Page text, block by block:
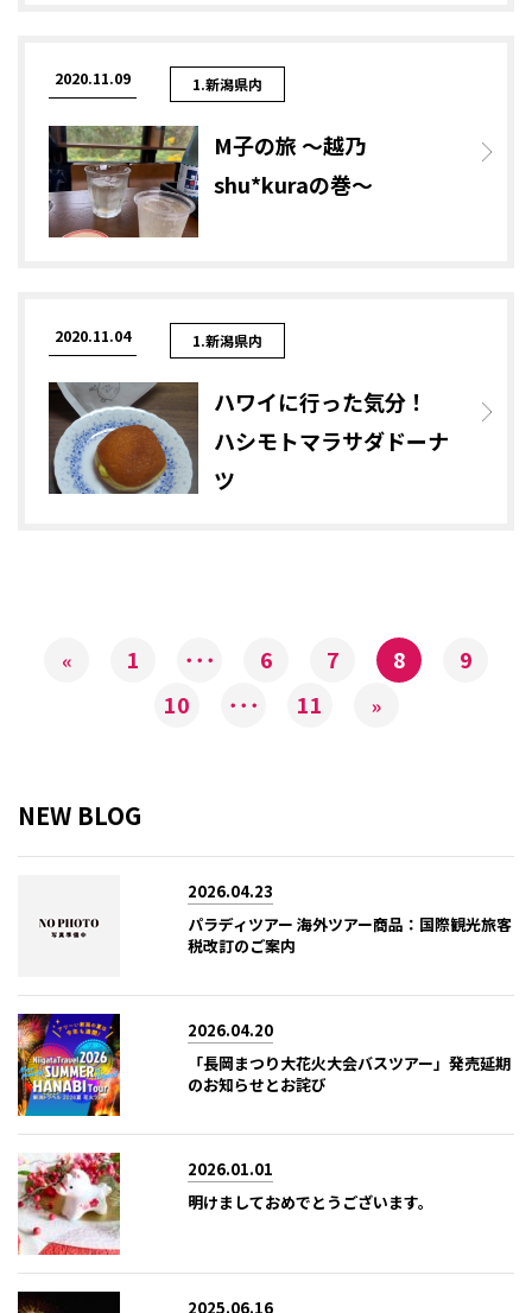
2020.11.09 1.新潟県内
M子の旅 ～越乃
shu*kuraの巻～
2020.11.04 1.新潟県内
ハワイに行った気分！
ハシモトマラサダドーナ
ツ
« 1 ･･･ 6 7 8
9
10
･･･ 11 »
NEW BLOG
2026.04.23
パラディツアー 海外ツアー商品：国際観光旅客
税改訂のご案内
2026.04.20
「長岡まつり大花火大会バスツアー」発売延期
のお知らせとお詫び
2026.01.01
明けましておめでとうございます。
2025.06.16